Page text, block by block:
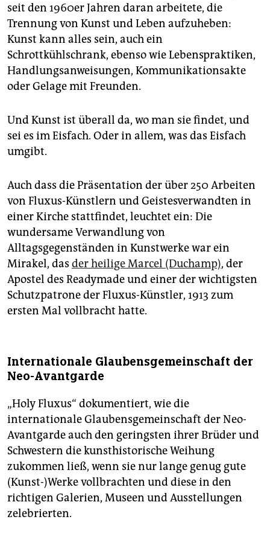
seit den 1960er Jahren daran arbeitete, die
Trennung von Kunst und Leben aufzuheben:
Kunst kann alles sein, auch ein
Schrottkühlschrank, ebenso wie Lebenspraktiken,
Handlungsanweisungen, Kommunikationsakte
oder Gelage mit Freunden.
Und Kunst ist überall da, wo man sie findet, und
sei es im Eisfach. Oder in allem, was das Eisfach
umgibt.
Auch dass die Präsentation der über 250 Arbeiten
von Fluxus-Künstlern und Geistesverwandten in
einer Kirche stattfindet, leuchtet ein: Die
wundersame Verwandlung von
Alltagsgegenständen in Kunstwerke war ein
Mirakel, das der heilige Marcel (Duchamp), der
Apostel des Readymade und einer der wichtigsten
Schutzpatrone der Fluxus-Künstler, 1913 zum
ersten Mal vollbracht hatte.
Internationale Glaubensgemeinschaft der
Neo-Avantgarde
„Holy Fluxus“ dokumentiert, wie die
internationale Glaubensgemeinschaft der Neo-
Avantgarde auch den geringsten ihrer Brüder und
Schwestern die kunsthistorische Weihung
zukommen ließ, wenn sie nur lange genug gute
(Kunst-)Werke vollbrachten und diese in den
richtigen Galerien, Museen und Ausstellungen
zelebrierten.